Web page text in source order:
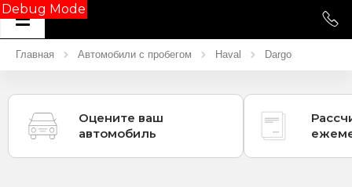
Debug Mode
Главная Автомобили с пробегом Haval Dargo
Оцените ваш
автомобиль